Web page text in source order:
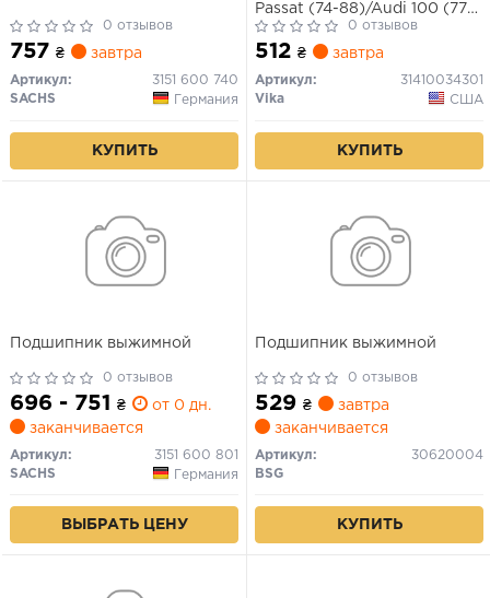
0 отзывов
757 ₴ завтра
Артикул:
3151 600 740
SACHS
Германия
КУПИТЬ
Passat (74-88)/Audi 100 (77-
88),80 (73-87) (31410034301)
VIKA
0 отзывов
512 ₴ завтра
Артикул:
31410034301
Vika
США
КУПИТЬ
Подшипник выжимной
0 отзывов
696 - 751 ₴
от 0 дн.
заканчивается
Артикул:
3151 600 801
SACHS
Германия
ВЫБРАТЬ ЦЕНУ
Подшипник выжимной
0 отзывов
529 ₴
завтра
заканчивается
Артикул:
30620004
BSG
КУПИТЬ